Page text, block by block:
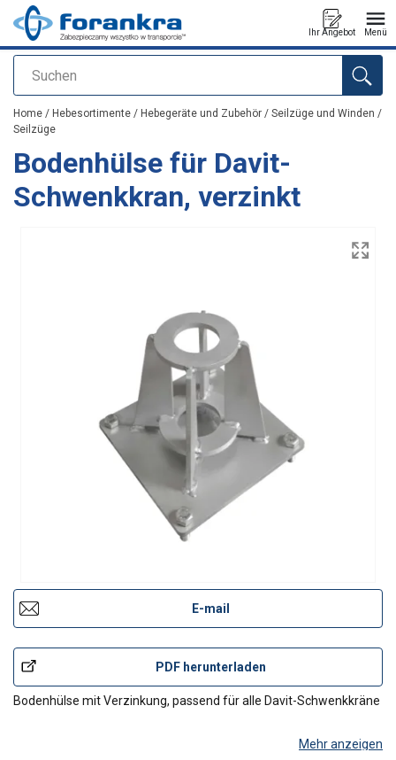
Suchen
Ihr Angebot Menü
Anfragen
Home / Hebesortimente / Hebegeräte und Zubehör / Seilzüge und Winden /
Seilzüge
Bodenhülse für Davit-
Schwenkkran, verzinkt
E-mail
PDF herunterladen
Bodenhülse mit Verzinkung, passend für alle Davit-Schwenkkräne
Mehr anzeigen